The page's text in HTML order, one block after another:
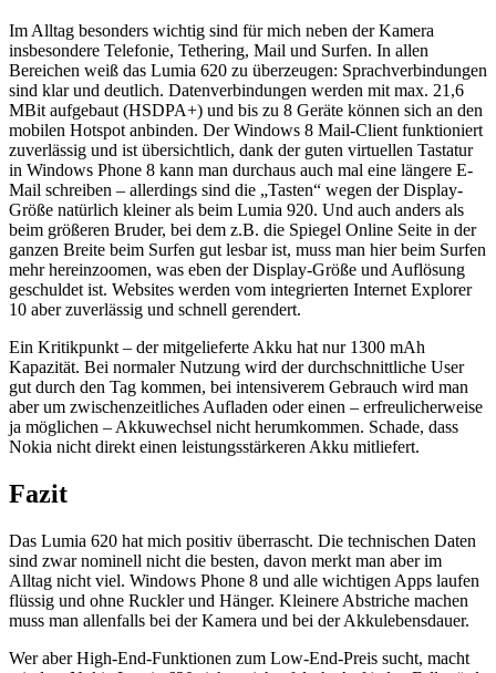
Im Alltag besonders wichtig sind für mich neben der Kamera
insbesondere Telefonie, Tethering, Mail und Surfen. In allen
Bereichen weiß das Lumia 620 zu überzeugen: Sprachverbindungen
sind klar und deutlich. Datenverbindungen werden mit max. 21,6
MBit aufgebaut (HSDPA+) und bis zu 8 Geräte können sich an den
mobilen Hotspot anbinden. Der Windows 8 Mail-Client funktioniert
zuverlässig und ist übersichtlich, dank der guten virtuellen Tastatur
in Windows Phone 8 kann man durchaus auch mal eine längere E-
Mail schreiben – allerdings sind die „Tasten“ wegen der Display-
Größe natürlich kleiner als beim Lumia 920. Und auch anders als
beim größeren Bruder, bei dem z.B. die Spiegel Online Seite in der
ganzen Breite beim Surfen gut lesbar ist, muss man hier beim Surfen
mehr hereinzoomen, was eben der Display-Größe und Auflösung
geschuldet ist. Websites werden vom integrierten Internet Explorer
10 aber zuverlässig und schnell gerendert.
Ein Kritikpunkt – der mitgelieferte Akku hat nur 1300 mAh
Kapazität. Bei normaler Nutzung wird der durchschnittliche User
gut durch den Tag kommen, bei intensiverem Gebrauch wird man
aber um zwischenzeitliches Aufladen oder einen – erfreulicherweise
ja möglichen – Akkuwechsel nicht herumkommen. Schade, dass
Nokia nicht direkt einen leistungsstärkeren Akku mitliefert.
Fazit
Das Lumia 620 hat mich positiv überrascht. Die technischen Daten
sind zwar nominell nicht die besten, davon merkt man aber im
Alltag nicht viel. Windows Phone 8 und alle wichtigen Apps laufen
flüssig und ohne Ruckler und Hänger. Kleinere Abstriche machen
muss man allenfalls bei der Kamera und bei der Akkulebensdauer.
Wer aber High-End-Funktionen zum Low-End-Preis sucht, macht